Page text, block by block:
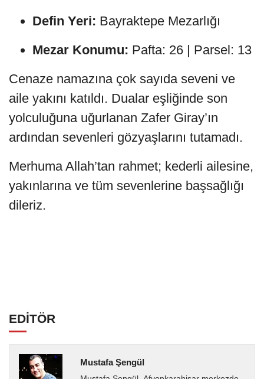
Defin Yeri: Bayraktepe Mezarlığı
Mezar Konumu: Pafta: 26 | Parsel: 13
Cenaze namazına çok sayıda seveni ve
aile yakını katıldı. Dualar eşliğinde son
yolculuğuna uğurlanan Zafer Giray’ın
ardından sevenleri gözyaşlarını tutamadı.
Merhuma Allah’tan rahmet; kederli ailesine,
yakınlarına ve tüm sevenlerine başsağlığı
dileriz.
EDİTÖR
Mustafa Şengül